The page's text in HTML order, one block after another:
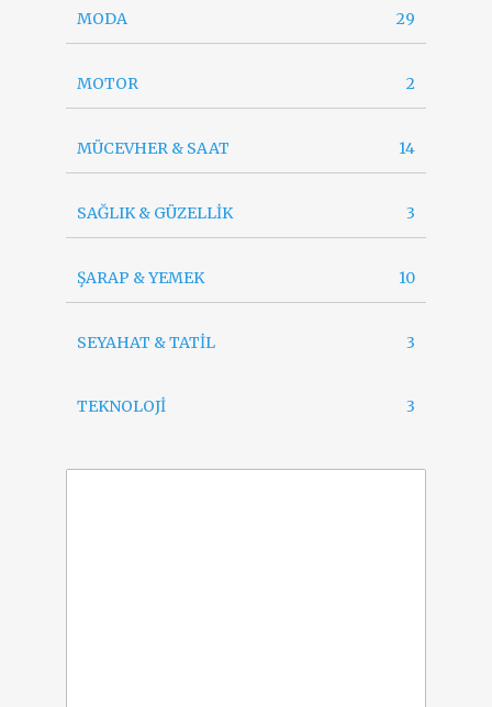
MODA 29
MOTOR 2
MÜCEVHER & SAAT 14
SAĞLIK & GÜZELLİK 3
ŞARAP & YEMEK 10
SEYAHAT & TATİL 3
TEKNOLOJİ 3